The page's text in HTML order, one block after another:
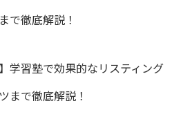
で徹底解説！
学習塾で効果的なリスティング
まで徹底解説！